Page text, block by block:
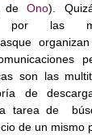
, de Ono).
por las
son las
de
tarea de
de un mismo